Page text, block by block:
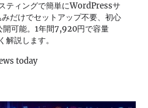
ティングで簡単にWordPressサ
だけでセットアップ不要、初心
可能。1年間7,920円で容量
説します。
today